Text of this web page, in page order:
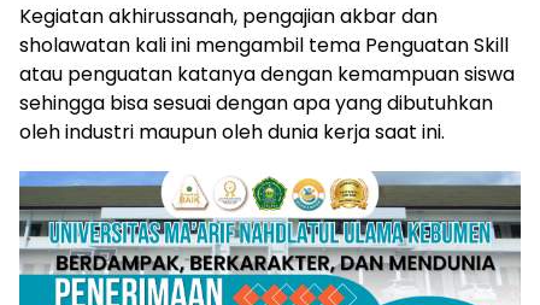
Kegiatan akhirussanah, pengajian akbar dan
sholawatan kali ini mengambil tema Penguatan Skill
atau penguatan katanya dengan kemampuan siswa
sehingga bisa sesuai dengan apa yang dibutuhkan
oleh industri maupun oleh dunia kerja saat ini.